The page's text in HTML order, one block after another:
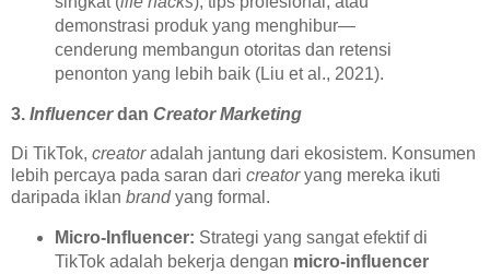
demonstrasi produk yang menghibur—
cenderung membangun otoritas dan retensi
penonton yang lebih baik (Liu et al., 2021).
3. Influencerdan Creator Marketing
Di TikTok, creatoradalah jantung dari ekosistem. Konsumen
lebih percaya pada saran dari creatoryang mereka ikuti
daripada iklan brandyang formal.
Micro-Influencer: Strategi yang sangat efektif di
TikTok adalah bekerja dengan micro-influencer